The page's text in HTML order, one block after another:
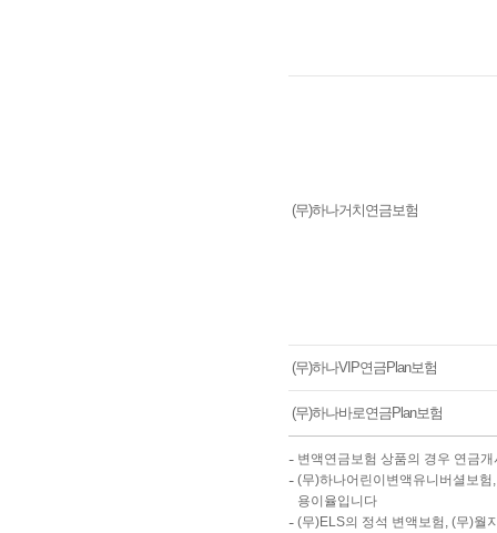
(무)하나거치연금보험
(무)하나VIP연금Plan보험
(무)하나바로연금Plan보험
변액연금보험 상품의 경우 연금
(무)하나어린이변액유니버셜보
용이율입니다
(무)ELS의 정석 변액보험, (무)월